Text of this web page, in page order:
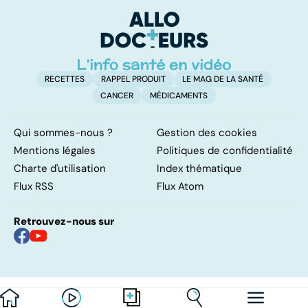
RECETTES RAPPEL PRODUIT
LE MAG DE LA SANTÉ
CANCER
MÉDICAMENTS
Qui sommes-nous ?
Gestion des cookies
Mentions légales
Politiques de confidentialité
Charte d'utilisation
Index thématique
Flux RSS
Flux Atom
Retrouvez-nous sur